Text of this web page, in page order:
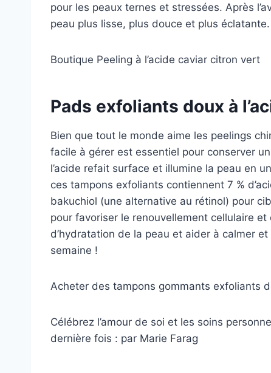
pour les peaux ternes et stressées. Après
peau plus lisse, plus douce et plus éclatante.
Boutique Peeling à l’acide caviar citron vert
Pads exfoliants doux à
Bien que tout le monde aime les peelings
facile à gérer est essentiel pour conserver
l’acide refait surface et illumine la peau en
ces tampons exfoliants contiennent 7 %
bakuchiol (une alternative au rétinol) pour
pour favoriser le renouvellement cellulaire
d’hydratation de la peau et aider à calmer
semaine !
Acheter des tampons gommants exfoliants
Célébrez l’amour de soi et les soins
dernière fois : par Marie Farag